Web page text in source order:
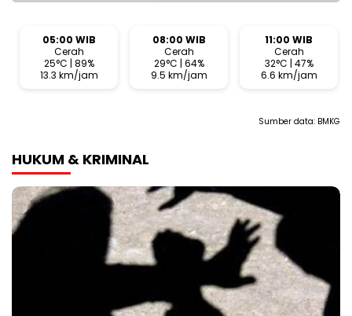
05:00 WIB
Cerah
25°C | 89%
13.3 km/jam
08:00 WIB
Cerah
29°C | 64%
9.5 km/jam
11:00 WIB
Cerah
32°C | 47%
6.6 km/jam
Sumber data: BMKG
HUKUM & KRIMINAL